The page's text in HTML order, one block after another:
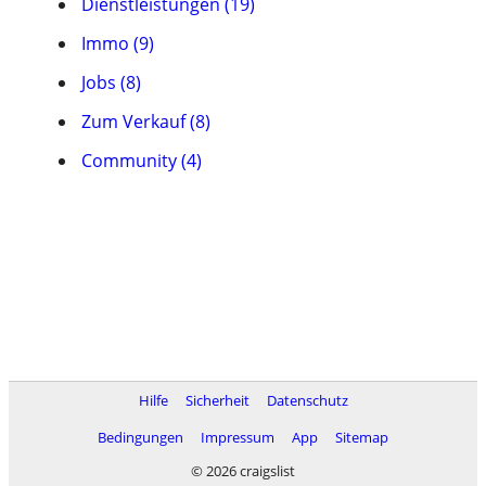
Immo (9)
Jobs (8)
Zum Verkauf (8)
Community (4)
Hilfe Sicherheit
Datenschutz
Bedingungen
Impressum App
Sitemap
© 2026 craigslist